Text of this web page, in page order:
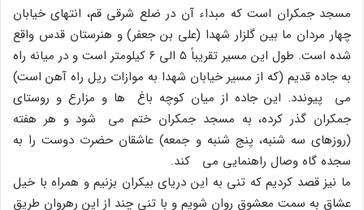
مسجد جمکران است که مبداء آن در ضلع شرقى قم، انتهاى خیابان
چهار مردان ما بین گلزار شهدا (على بن جعفر) و هنرستان قدس واقع
شده است. طول این مسیر تقریباً ۵ الى ۶ کیلومتر است و در میانه راه
به جاده قدیم (که از مسیر خیابان شهدا به موازات ریل راه آهن است)
مى پیوندد. این جاده از میان کوچه باغ ها و مزارع و روستاى
جمکران گذر کرده، به مسجد جمکران ختم مى شود و هر هفته
(روزهاى سه شنبه، پنج شنبه و جمعه) عاشقان حضرت دوست را به
سجده گاه وصال راهنمایى مى کند.
ما نیز قصد کردیم که تنى به این دریاى بیکران بزنیم و همراه با خیل
عشاق به سمت معشوق روان شویم و با تنى چند از این رهروان طریق